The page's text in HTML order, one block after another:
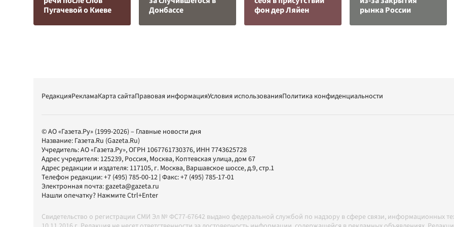
Пугачевой о Киеве
Донбассе
фон дер Ляйен
рынка России
РедакцияРекламаКарта сайтаПравовая информацияУсловия использованияПолитика конфиденциальности
© АО «Газета.Ру» (1999-2026) – Главные новости дня
Название: Газета.Ru (Gazeta.Ru)
Учредитель:АО «Газета.Ру», ОГРН 1067761730376, ИНН 7743625728
Адрес учредителя: 125239, Россия, Москва, Коптевская улица, дом 67
Адрес редакции и издателя: 117105, г. Москва, Варшавское шоссе, д.9, стр.1
Телефон редакции:+7 (495) 785-00-12 | Факс:+7 (495) 785-17-01
Электронная почта:gazeta@gazeta.ru
Нашли опечатку? Нажмите Ctrl+Enter
Свидетельство о регистрации СМИ Эл № ФС77-67642 выдано федеральной службой по надзору в сфере связи, информационных